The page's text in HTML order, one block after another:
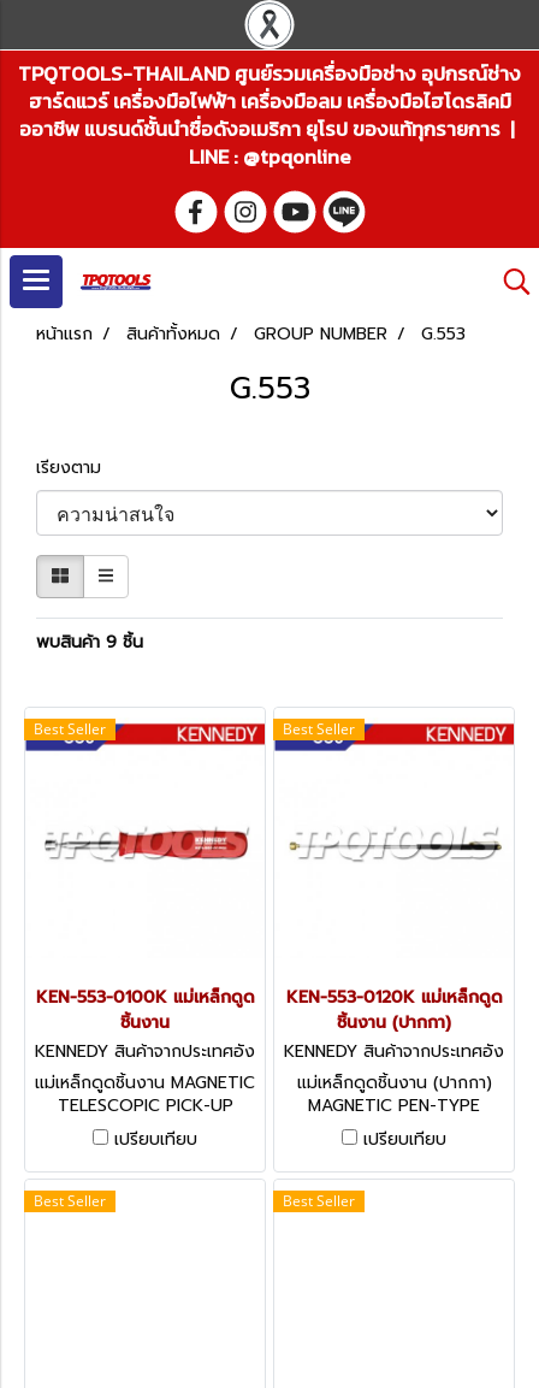
TPQTOOLS-THAILAND ศูนย์รวมเครื่องมือช่าง อุปกรณ์ช่าง
ฮาร์ดแวร์ เครื่องมือไฟฟ้า เครื่องมือลม เครื่องมือไฮโดรลิคมื
ออาชีพ แบรนด์ชั้นนำชื่อดังอเมริกา ยุโรป ของแท้ทุกรายการ |
LINE : @tpqonline
หน้าแรก สินค้าทั้งหมด GROUP NUMBER G.553
G.553
เรียงตาม
พบสินค้า 9 ชิ้น
Best Seller
KEN-553-0100K แม่เหล็กดูด
ชิ้นงาน
KENNEDY สินค้าจากประเทศอัง
กฤษ KEN-553-0100K
แม่เหล็กดูดชิ้นงาน MAGNETIC
TELESCOPIC PICK-UP
TOOL 695mm
เปรียบเทียบ
Best Seller
KEN-553-0120K แม่เหล็กดูด
ชิ้นงาน (ปากกา)
KENNEDY สินค้าจากประเทศอัง
กฤษ KEN-553-0120K
แม่เหล็กดูดชิ้นงาน (ปากกา)
MAGNETIC PEN-TYPE
TELESCOPICPICK-UP TOOL
610mm
เปรียบเทียบ
Best Seller Best Seller